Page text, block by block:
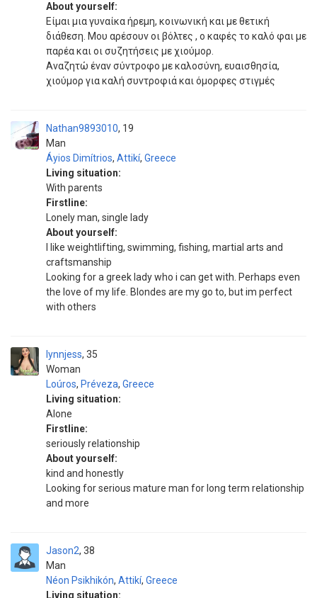
About yourself:
Είμαι μια γυναίκα ήρεμη, κοινωνική και με θετική
διάθεση. Μου αρέσουν οι βόλτες , ο καφές το καλό φαι με
παρέα και οι συζητήσεις με χιούμορ.
Αναζητώ έναν σύντροφο με καλοσύνη, ευαισθησία,
χιούμορ για καλή συντροφιά και όμορφες στιγμές
Nathan9893010
Man
19
Áyios Dimítrios, Attikí, Greece
Living situation:
With parents
Firstline:
Lonely man, single lady
About yourself:
I like weightlifting, swimming, fishing, martial arts and
craftsmanship
Looking for a greek lady who i can get with. Perhaps even
the love of my life. Blondes are my go to, but im perfect
with others
lynnjess
Woman
35
Loúros, Préveza, Greece
Living situation:
Alone
Firstline:
seriously relationship
About yourself:
kind and honestly
Looking for serious mature man for long term relationship
and more
Jason2
Man
38
Néon Psikhikón, Attikí, Greece
Living situation: